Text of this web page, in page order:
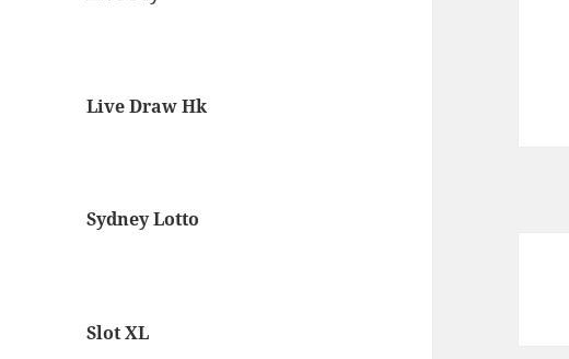
Live Draw Hk
Sydney Lotto
Slot XL